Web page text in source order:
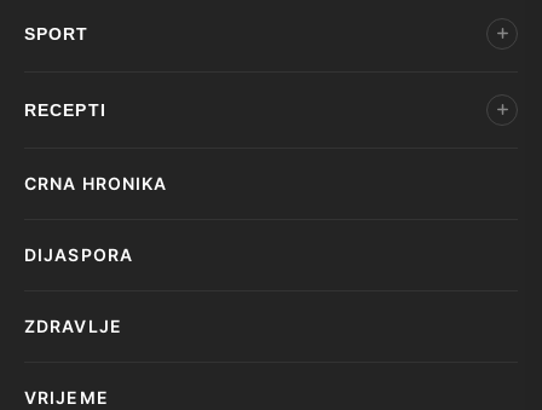
SPORT
RECEPTI
CRNA HRONIKA
DIJASPORA
ZDRAVLJE
VRIJEME